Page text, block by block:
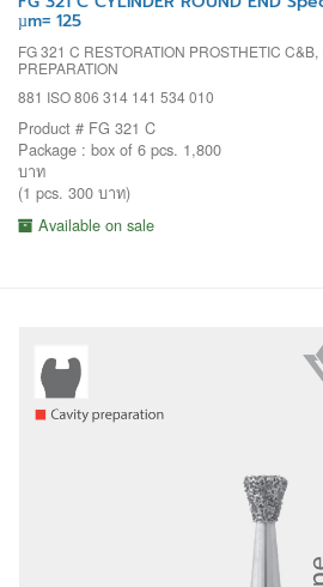
µm= 125
FG 321 C RESTORATION PROSTHETIC C&B,
PREPARATION
881 ISO 806 314 141 534 010
Product # FG 321 C
Package : box of 6 pcs. 1,800
บาท
(1 pcs. 300 บาท)
Available on sale